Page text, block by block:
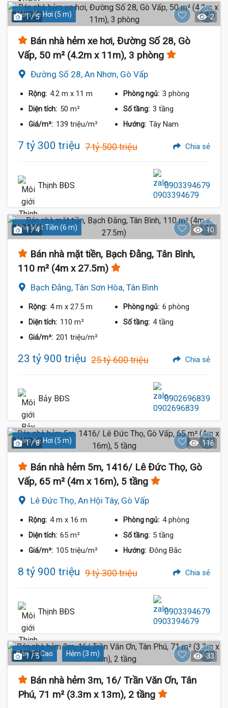
Hẻm Xe Hơi (5 m)
1 / 5 2
Bán nhà hẻm xe hơi, Đường Số 28, Gò
Vấp, 50 m² (4.2m x 11m), 3 phòng
Đường Số 28, An Nhơn, Gò Vấp
Rộng: 4.2 m x 11 m Phòng ngủ: 3 phòng
Diện tích: 50 m² Số tầng: 3 tầng
Giá/m²: 139 triệu/m² Hướng: Tây Nam
7 tỷ 300 triệu 7 tỷ 500 triệu Chia sẻ
Thịnh BĐS 0903394679
Nhà Mặt Tiền (6 m)
1 / 4 10
Bán nhà mặt tiền, Bạch Đằng, Tân Bình,
110 m² (4m x 27.5m)
Bạch Đằng, Tân Sơn Hòa, Tân Bình
Rộng: 4 m x 27.5 m Phòng ngủ: 6 phòng
Diện tích: 110 m² Số tầng: 4 tầng
Giá/m²: 201 triệu/m²
23 tỷ 900 triệu 25 tỷ 600 triệu Chia sẻ
Bảy BĐS 0902696839
Hẻm Xe Hơi (5 m)
1 / 8 116
Bán nhà hẻm 5m, 1416/ Lê Đức Thọ, Gò
Vấp, 65 m² (4m x 16m), 5 tầng
Lê Đức Thọ, An Hội Tây, Gò Vấp
Rộng: 4 m x 16 m Phòng ngủ: 4 phòng
Diện tích: 65 m² Số tầng: 5 tầng
Giá/m²: 105 triệu/m² Hướng: Đông Bắc
8 tỷ 900 triệu 9 tỷ 300 triệu Chia sẻ
Thịnh BĐS 0903394679
Dân Trí Cao Hẻm (3 m)
1 / 5 33
Bán nhà hẻm 3m, 16/ Trần Văn Ơn, Tân
Phú, 71 m² (3.3m x 13m), 2 tầng